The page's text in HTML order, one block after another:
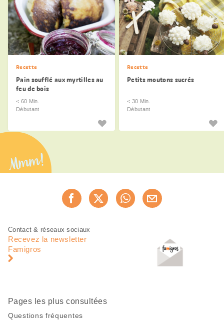
Recette
Pain soufflé aux myrtilles au
feu de bois
< 60 Min.
Débutant
Recette
Petits moutons sucrés
< 30 Min.
Débutant
Mmm!
Recommander maintenant
Pied
page
Navigation
pied
Contact & réseaux sociaux
Recevez la newsletter
Famigros
Pages les plus consultées
Questions fréquentes